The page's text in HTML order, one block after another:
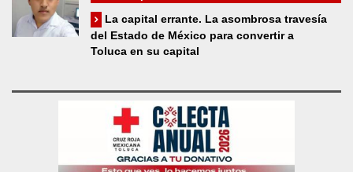
La capital errante. La asombrosa travesía
del Estado de México para convertir a
Toluca en su capital